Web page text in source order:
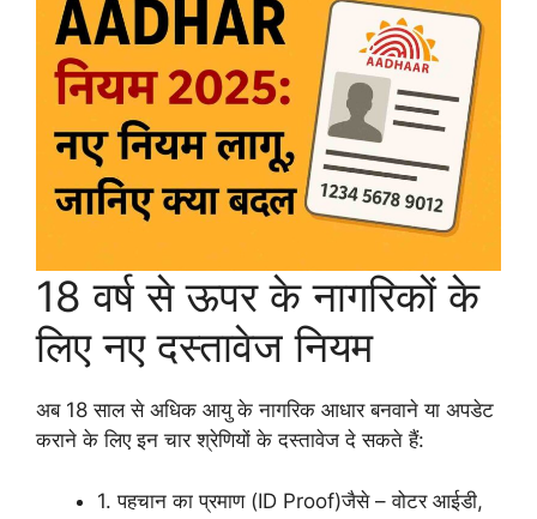
18 वर्ष से ऊपर के नागरिकों के
लिए नए दस्तावेज नियम
अब 18 साल से अधिक आयु के नागरिक आधार बनवाने या अपडेट
कराने के लिए इन चार श्रेणियों के दस्तावेज दे सकते हैं:
1. पहचान का प्रमाण (ID Proof)जैसे – वोटर आईडी,